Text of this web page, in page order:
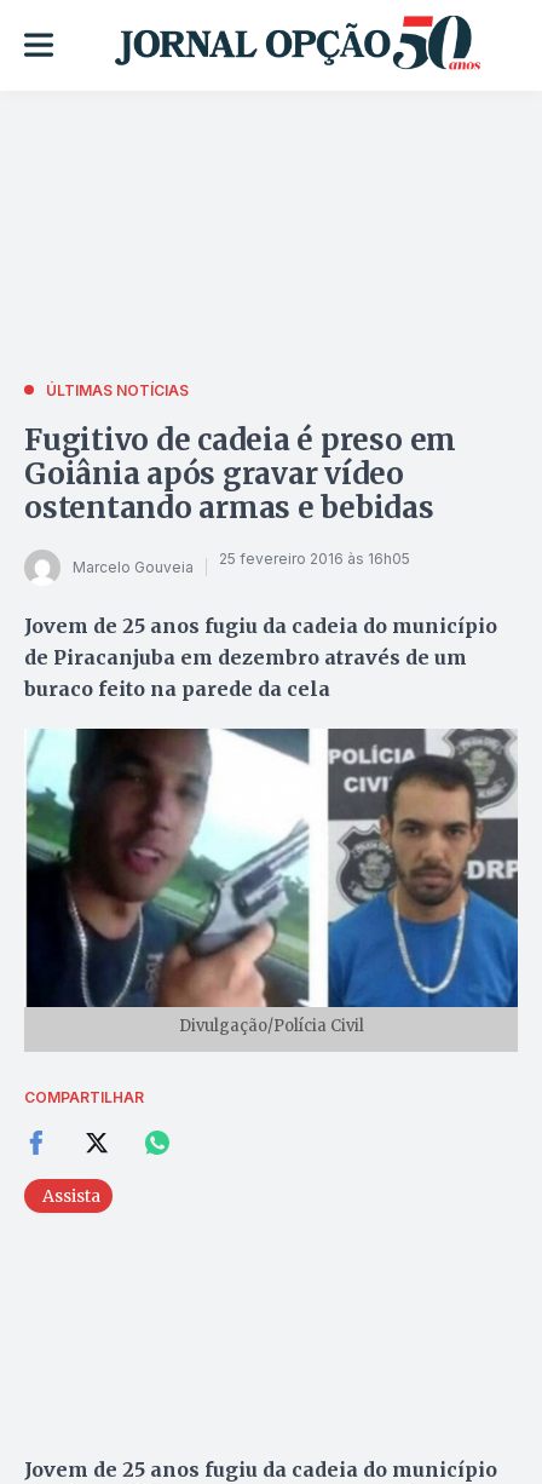
ÚLTIMAS NOTÍCIAS
Fugitivo de cadeia é preso em
Goiânia após gravar vídeo
ostentando armas e bebidas
Marcelo Gouveia 25 fevereiro 2016 às 16h05
Jovem de 25 anos fugiu da cadeia do município
de Piracanjuba em dezembro através de um
buraco feito na parede da cela
Divulgação/Polícia Civil
COMPARTILHAR
Assista
Jovem de 25 anos fugiu da cadeia do município